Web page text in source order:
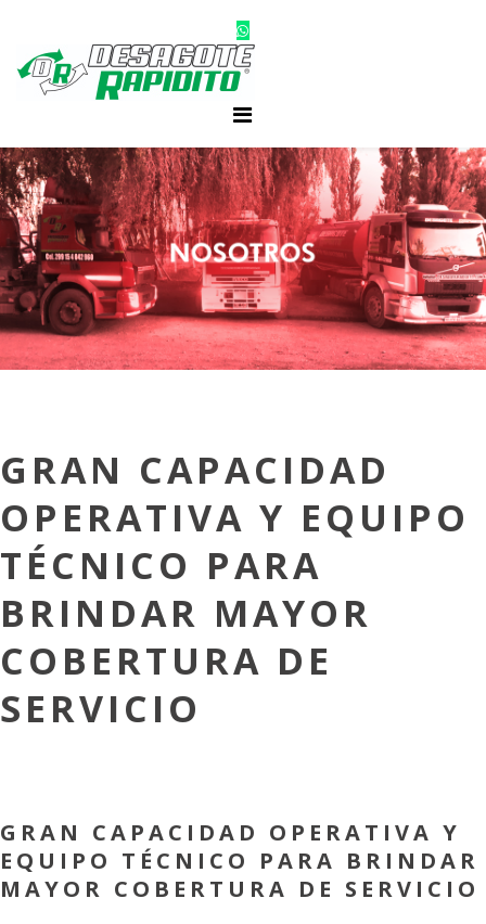
GRAN CAPACIDAD
OPERATIVA Y EQUIPO
TÉCNICO PARA
BRINDAR MAYOR
COBERTURA DE
SERVICIO
GRAN CAPACIDAD OPERATIVA Y
EQUIPO TÉCNICO PARA BRINDAR
MAYOR COBERTURA DE SERVICIO